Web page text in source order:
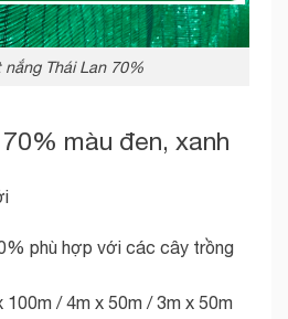
Thái Lan 70%
màu đen, xanh
phù hợp với các cây trồng
/ 4m x 50m / 3m x 50m